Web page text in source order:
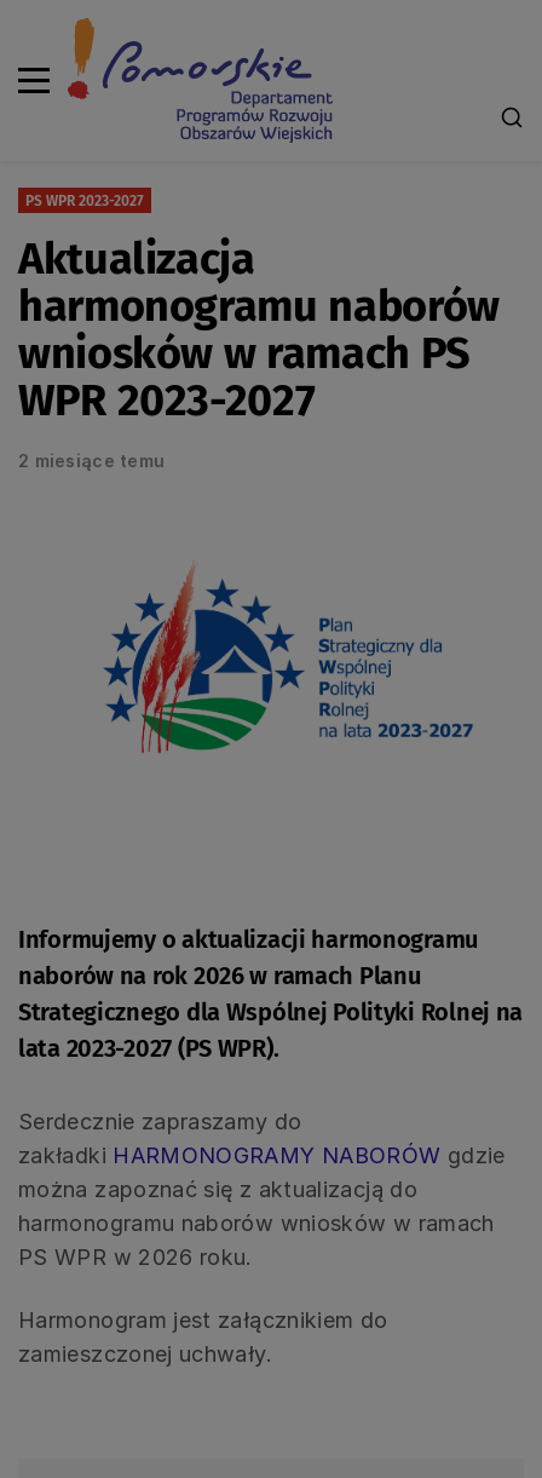
PS WPR 2023-2027
Aktualizacja
harmonogramu naborów
wniosków w ramach PS
WPR 2023-2027
2 miesiące temu
Informujemy o aktualizacji harmonogramu
naborów na rok 2026 w ramach Planu
Strategicznego dla Wspólnej Polityki Rolnej na
lata 2023-2027 (PS WPR).
Serdecznie zapraszamy do
zakładki HARMONOGRAMY NABORÓW gdzie
można zapoznać się z aktualizacją do
harmonogramu naborów wniosków w ramach
PS WPR w 2026 roku.
Harmonogram jest załącznikiem do
zamieszczonej uchwały.